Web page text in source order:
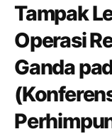
Tampak
Operasi
Ganda